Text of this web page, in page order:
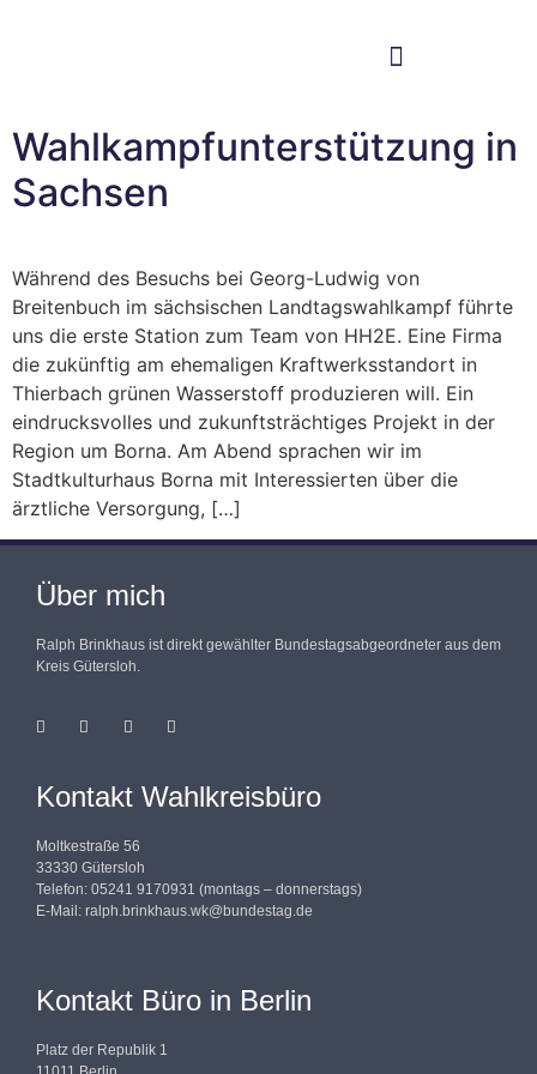
Wahlkampfunterstützung in
Sachsen
Während des Besuchs bei Georg-Ludwig von
Breitenbuch im sächsischen Landtagswahlkampf führte
uns die erste Station zum Team von HH2E. Eine Firma
die zukünftig am ehemaligen Kraftwerksstandort in
Thierbach grünen Wasserstoff produzieren will. Ein
eindrucksvolles und zukunftsträchtiges Projekt in der
Region um Borna. Am Abend sprachen wir im
Stadtkulturhaus Borna mit Interessierten über die
ärztliche Versorgung, […]
Über mich
Ralph Brinkhaus ist direkt gewählter Bundestagsabgeordneter aus dem
Kreis Gütersloh.
Kontakt Wahlkreisbüro
Moltkestraße 56
33330 Gütersloh
Telefon: 05241 9170931 (montags – donnerstags)
E-Mail: ralph.brinkhaus.wk@bundestag.de
Kontakt Büro in Berlin
Platz der Republik 1